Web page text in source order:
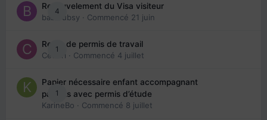
4
Renouvelement du Visa visiteur
babibubsy · Commencé 21 juin
1
Refus de permis de travail
Cedbri · Commencé 4 juillet
1
Papier nécessaire enfant accompagnant
parents avec permis d’étude
KarineBo · Commencé 8 juillet